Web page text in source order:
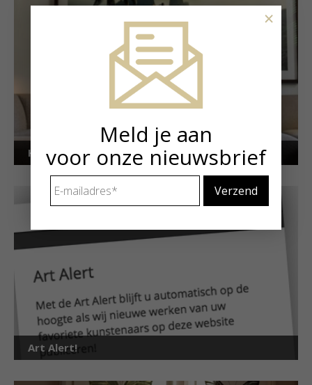
Kunstuitleen voor particulieren
Art Alert!
Meld je aan
voor onze nieuwsbrief
mailadres *
×